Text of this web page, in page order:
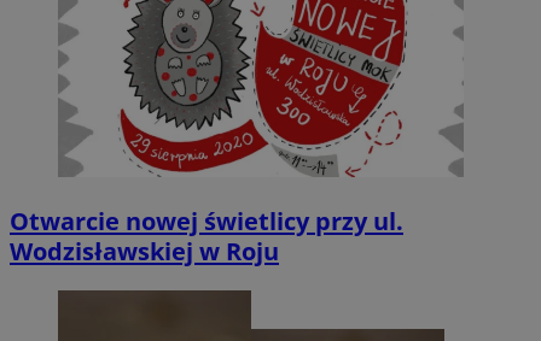
Otwarcie nowej świetlicy przy ul.
Wodzisławskiej w Roju